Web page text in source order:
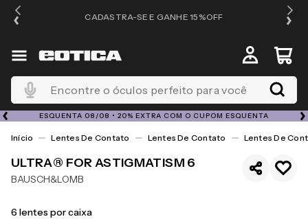
CADASTRA-SE E GANHE 15%OFF
Encontre o óculos perfeito para você
ESQUENTA 08/08 • 20% EXTRA COM O CUPOM ESQUENTA
Lentes De Contato Lentes De Contato Lentes De
ULTRA® FOR ASTIGMATISM 6
BAUSCH&LOMB
6 lentes por caixa